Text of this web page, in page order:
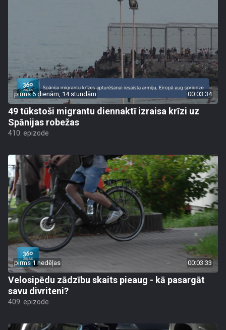
pirms 6 dienām, 14 stundām 00:03:34
49 tūkstoši migrantu diennaktī izraisa krīzi uz
Spānijas robežas
410. epizode
pirms 1 nedēļas 00:03:33
Velosipēdu zādzību skaits pieaug - kā pasargāt
savu divriteni?
409. epizode